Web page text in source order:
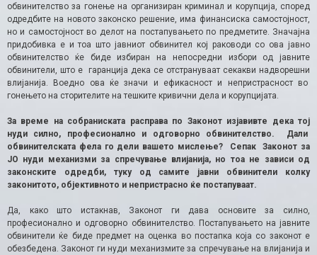
обвинителство за гонење на организиран криминал и корупција, според
одредбите на новото законско решение, има финансиска самостојност,
но и самостојност во делот на постапувањето по предметите. Значајна
придобивка е и тоа што јавниот обвинител кој раководи со ова јавно
обвинителство ќе биде избиран на непосредни избори од јавните
обвинители, што е гаранција дека се отстрануваат секакви надворешни
влијанија. Воедно ова ќе значи и ефикасност и непристрасност во
гонењето на сторителите на тешките кривични дела и корупцијата.
За време на собраниската расправа по Законот изјавивте дека тој
нуди силно, професионално и одговорно обвинителство. Дали
обвинителската фела го дели вашето мислење? Сепак Законот за
ЈО нуди механизми за спречување влијанија, но тоа не зависи од
законските одредби, туку од самите јавни обвинители колку
законитото, објективното и непристрасно ќе постапуваат.
Да, како што истакнав, Законот ги дава основите за силно,
професионално и одговорно обвинителство. Постапувањето на јавните
обвинители ќе биде предмет на оценка во постапка која со законот е
обезбедена. Законот ги нуди механизмите за спречување на влијанија и